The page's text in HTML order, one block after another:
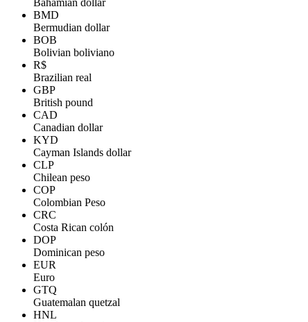
Bahamian dollar
BMD
Bermudian dollar
BOB
Bolivian boliviano
R$
Brazilian real
GBP
British pound
CAD
Canadian dollar
KYD
Cayman Islands dollar
CLP
Chilean peso
COP
Colombian Peso
CRC
Costa Rican colón
DOP
Dominican peso
EUR
Euro
GTQ
Guatemalan quetzal
HNL